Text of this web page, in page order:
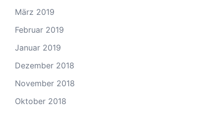
März 2019
Februar 2019
Januar 2019
Dezember 2018
November 2018
Oktober 2018